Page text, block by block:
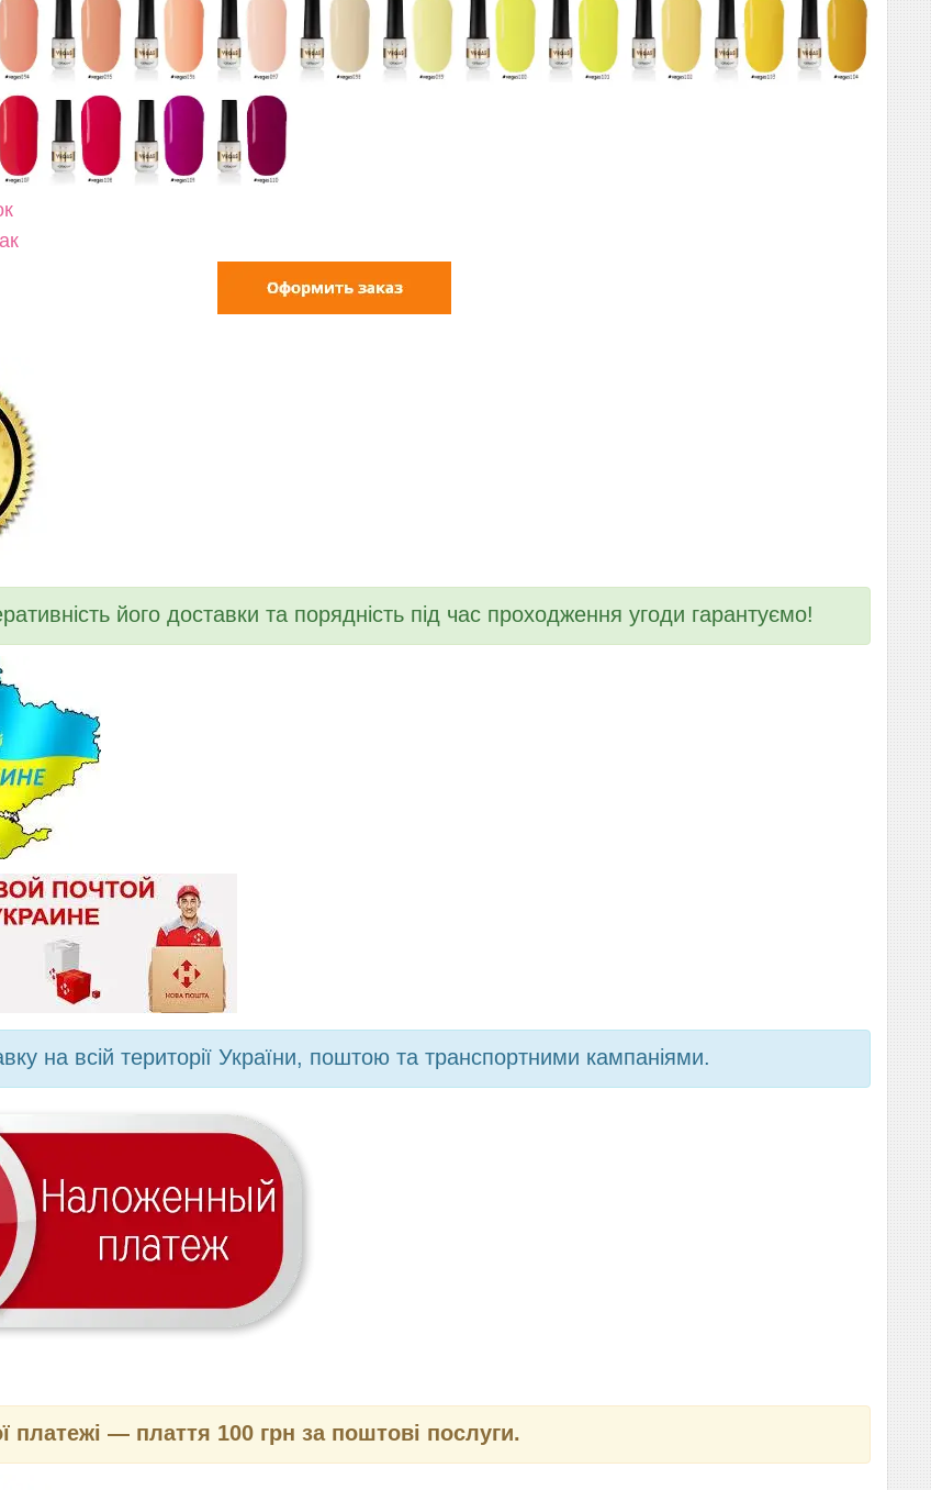
його доставки та порядність під час проходження угоди гарантуємо!
на всій території України, поштою та транспортними кампаніями.
платежі — плаття 100 грн за поштові послуги.